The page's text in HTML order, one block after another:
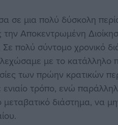
σε μια πολύ δύσκολη
Αποκεντρωμένη
πολύ σύντομο χρονικό
με το κατάλληλο
των πρώην κρατικών
ενιαίο τρόπο, ενώ
διάστημα, να